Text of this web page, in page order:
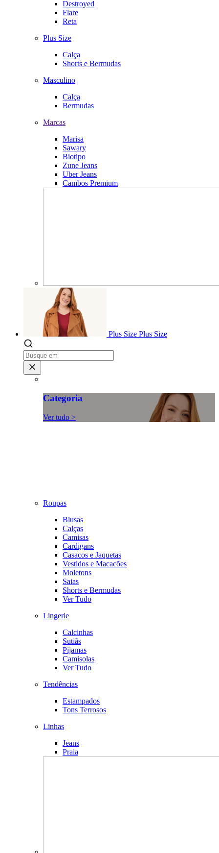
Destroyed
Flare
Reta
Plus Size
Calça
Shorts e Bermudas
Masculino
Calça
Bermudas
Marcas
Marisa
Sawary
Biotipo
Zune Jeans
Uber Jeans
Cambos Premium
Plus Size Plus Size
Categoria
Ver tudo >
Roupas
Blusas
Calças
Camisas
Cardigans
Casacos e Jaquetas
Vestidos e Macacões
Moletons
Saias
Shorts e Bermudas
Ver Tudo
Lingerie
Calcinhas
Sutiãs
Pijamas
Camisolas
Ver Tudo
Tendências
Estampados
Tons Terrosos
Linhas
Jeans
Praia